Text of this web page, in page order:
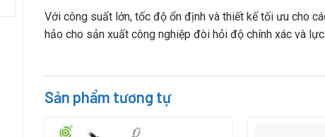
Với công suất lớn, tốc độ ổn định và thiết kế tối ưu cho
hảo cho sản xuất công nghiệp đòi hỏi độ chính xác và
Sản phẩm tương tự